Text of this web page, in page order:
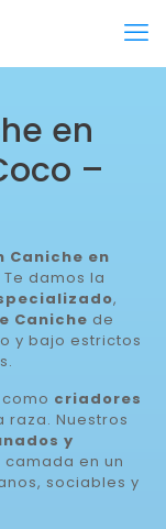
en
–
Caniche en
Te damos la
,
Caniche de
y bajo estrictos
criadores
raza. Nuestros
y
en un
sociables y